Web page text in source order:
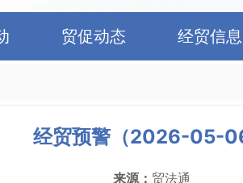
贸促动态 经贸信息
经贸预警（2026-05-
来源： 贸法通